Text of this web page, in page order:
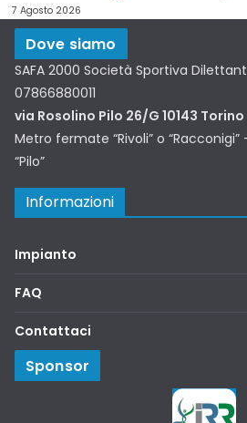
7 Agosto 2026
Dove siamo
SAFA 2000 Società Sportiva
07866880011
via Rosolino Pilo 26/G 10143 Torino
Metro fermate “Rivoli” o
“Pilo”
Informazioni
Impianto
FAQ
Contattaci
Sponsor